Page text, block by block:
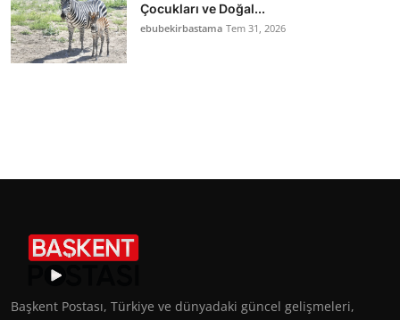
Çocukları ve Doğal...
ebubekirbastama Tem 31, 2026
Başkent Postası, Türkiye ve dünyadaki güncel gelişmeleri,